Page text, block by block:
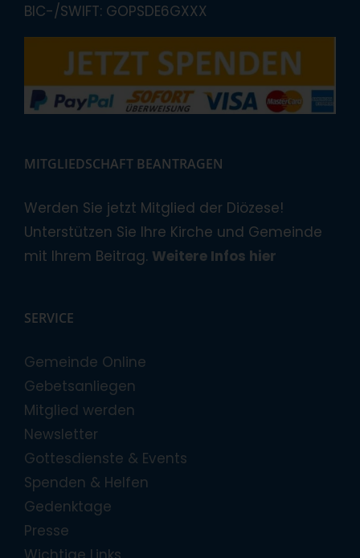
BIC-/SWIFT: GOPSDE6GXXX
MITGLIEDSCHAFT BEANTRAGEN
Werden Sie jetzt Mitglied der Diözese!
Unterstützen Sie Ihre Kirche und Gemeinde
mit Ihrem Beitrag. Weitere Infos hier
SERVICE
Gemeinde Online
Gebetsanliegen
Mitglied werden
Newsletter
Gottesdienste & Events
Spenden & Helfen
Gedenktage
Presse